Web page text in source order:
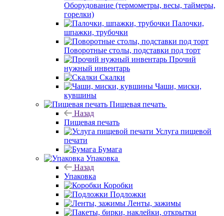
Оборудование (термометры, весы, таймеры,
горелки)
Палочки,
шпажки, трубочки
Поворотные столы, подставки под торт
Прочий
нужный инвентарь
Скалки
Чаши, миски,
кувшины
Пищевая печать
Назад
Пищевая печать
Услуга пищевой
печати
Бумага
Упаковка
Назад
Упаковка
Коробки
Подложки
Ленты, зажимы